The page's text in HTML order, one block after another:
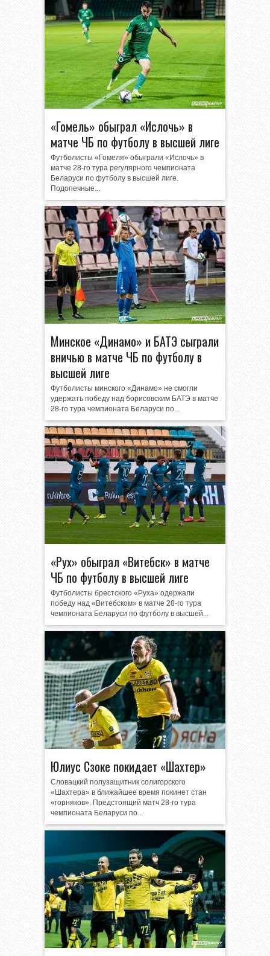
«Гомель» обыграл «Ислочь» в
матче ЧБ по футболу в высшей лиге
Футболисты «Гомеля» обыграли «Ислочь» в
матче 28-го тура регулярного чемпионата
Беларуси по футболу в высшей лиге.
Подопечные...
Минское «Динамо» и БАТЭ сыграли
вничью в матче ЧБ по футболу в
высшей лиге
Футболисты минского «Динамо» не смогли
удержать победу над борисовским БАТЭ в матче
28-го тура чемпионата Беларуси по...
«Рух» обыграл «Витебск» в матче
ЧБ по футболу в высшей лиге
Футболисты брестского «Руха» одержали
победу над «Витебском» в матче 28-го тура
чемпионата Беларуси по футболу в высшей...
Юлиус Сзоке покидает «Шахтер»
Словацкий полузащитник солигорского
«Шахтера» в ближайшее время покинет стан
«горняков». Предстоящий матч 28-го тура
чемпионата Беларуси по...